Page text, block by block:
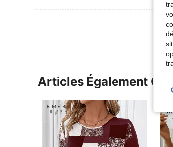
Articles Également